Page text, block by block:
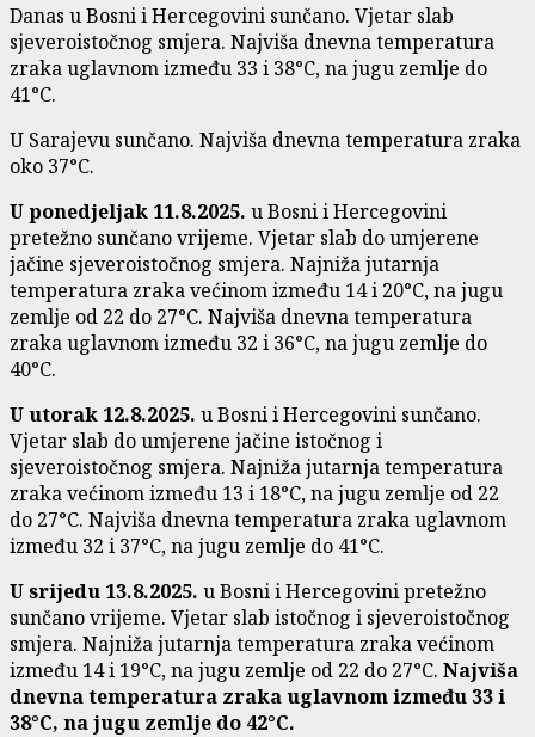
Danas u Bosni i Hercegovini sunčano. Vjetar slab
sjeveroistočnog smjera. Najviša dnevna temperatura
zraka uglavnom između 33 i 38°C, na jugu zemlje do
41°C.
U Sarajevu sunčano. Najviša dnevna temperatura zraka
oko 37°C.
Uponedjeljak 11.8.2025. u Bosni i Hercegovini
pretežno sunčano vrijeme. Vjetar slab do umjerene
jačine sjeveroistočnog smjera. Najniža jutarnja
temperatura zraka većinom između 14 i 20°C, na jugu
zemlje od 22 do 27°C. Najviša dnevna temperatura
zraka uglavnom između 32 i 36°C, na jugu zemlje do
40°C.
U utorak 12.8.2025. u Bosni i Hercegovini sunčano.
Vjetar slab do umjerene jačine istočnog i
sjeveroistočnog smjera. Najniža jutarnja temperatura
zraka većinom između 13 i 18°C, na jugu zemlje od 22
do 27°C. Najviša dnevna temperatura zraka uglavnom
između 32 i 37°C, na jugu zemlje do 41°C.
U srijedu 13.8.2025. u Bosni i Hercegovini pretežno
sunčano vrijeme. Vjetar slab istočnog i sjeveroistočnog
smjera. Najniža jutarnja temperatura zraka većinom
između 14 i 19°C, na jugu zemlje od 22 do 27°C. Najviša
dnevna temperatura zraka uglavnom između 33 i
38°C, na jugu zemlje do 42°C.